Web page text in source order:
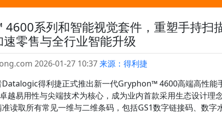
系列和智能视觉套件，重塑手持扫
零售与全行业智能升级
2026-01-27 10:37来源：得利捷
得利捷正式推出新一代Gryphon™ 4600高端高性能
越易用性与尖端技术为核心，成为业内首款采用生态设计理
读取所有常见一维与二维条码，包括GS1数字链接码、数字